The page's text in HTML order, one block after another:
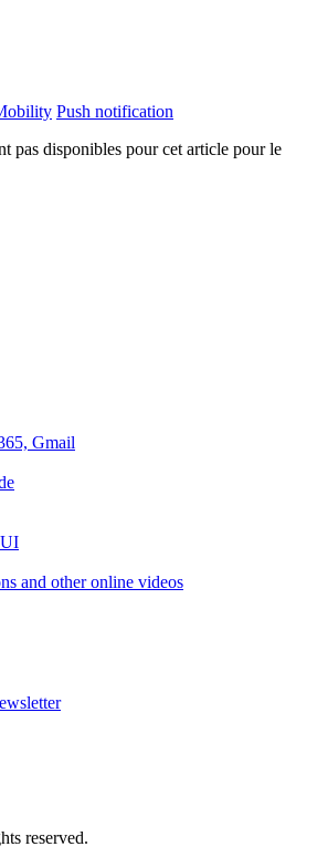
Push notification
pas disponibles pour cet article pour le
Gmail
and other online videos
reserved.